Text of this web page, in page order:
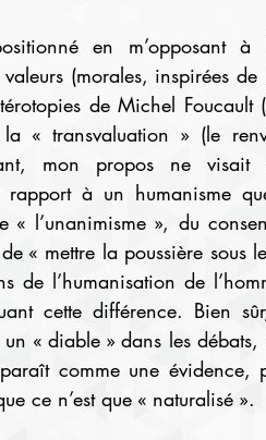
en m’opposant à
(morales, inspirées
de Michel
« transvaluation » (le
mon propos ne
rapport à un humanisme
l’unanimisme », du
« mettre la poussière sous
de l’humanisation de
cette différence. Bien
« diable » dans les
comme une évidence,
ce n’est que « naturalisé ».